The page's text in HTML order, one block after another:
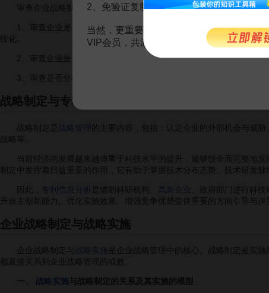
审查企业战略制定的主要内容有：
1、审查企业是否对组织所处的环境进行分析，是否对外部环境、内
统化。
2、审查企业是否分析所拥有的资源。资源的收集是否完整，各部分
3、审查是否分析了
战略制定与专利分析
战略制定是 战略管理 的主要内容，包括：认定企业的外部机会与威
战略等。
当前经济的发展越来越倚重于科技水平的提升，能够较全面完整地反
制定中发挥着日益重要的作用，它有助于掌握技术分布态势、技术研发
因此， 专利信息分析 是辅助科研机构、 高新企业 、政府部门进行科
升自主创新能力、优化实施效果、增强竞争优势提供重要的方向引导与决
企业战略制定与战略实施
企业战略制定与 战略实施
是企业战略管理中的核心。战略制定是实
都直接关系到企业战略管理的成败。
一、 战略实施 与战略制定的关系及其实施的模型
2、免验证复制。
当然，更重要的是长期以来您对百科频道
VIP会员，共渡难关，共同见证彼此的成长